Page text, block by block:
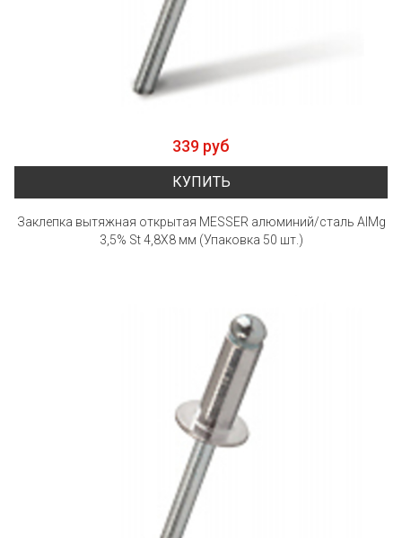
339 руб
КУПИТЬ
Заклепка вытяжная открытая MESSER алюминий/сталь AlMg
3,5% St 4,8X8 мм (Упаковка 50 шт.)